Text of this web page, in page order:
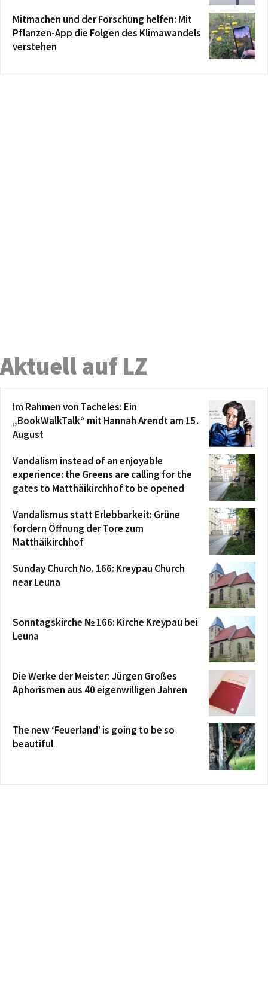
Mitmachen und der Forschung helfen: Mit
Pflanzen-App die Folgen des Klimawandels
verstehen
Aktuell auf LZ
Im Rahmen von Tacheles: Ein
„BookWalkTalk“ mit Hannah Arendt am 15.
August
Vandalism instead of an enjoyable
experience: the Greens are calling for the
gates to Matthäikirchhof to be opened
Vandalismus statt Erlebbarkeit: Grüne
fordern Öffnung der Tore zum
Matthäikirchhof
Sunday Church No. 166: Kreypau Church
near Leuna
Sonntagskirche № 166: Kirche Kreypau bei
Leuna
Die Werke der Meister: Jürgen Großes
Aphorismen aus 40 eigenwilligen Jahren
The new ‘Feuerland’ is going to be so
beautiful